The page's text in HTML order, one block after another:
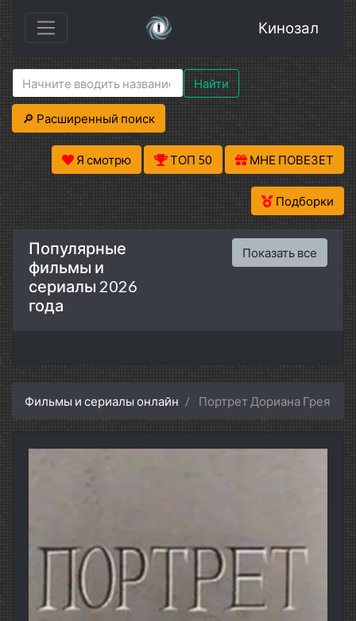
Кинозал
Найти
🔎 Расширенный поиск
Я смотрю ТОП 50 МНЕ ПОВЕЗЕТ
Подборки
Популярные
фильмы и
сериалы 2026
года
Показать все
Фильмы и сериалы онлайн Портрет Дориана Грея